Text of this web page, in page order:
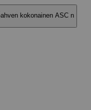
kokonainen ASC n